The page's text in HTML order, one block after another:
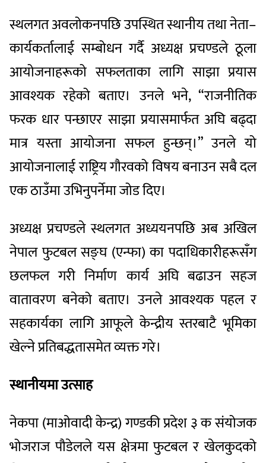
स्थलगत अवलोकनपछि उपस्थित स्थानीय तथा नेता–
कार्यकर्तालाई सम्बोधन गर्दै अध्यक्ष प्रचण्डले ठूला
आयोजनाहरूको सफलताका लागि साझा प्रयास
आवश्यक रहेको बताए। उनले भने, “राजनीतिक
फरक धार पन्छाएर साझा प्रयासमार्फत अघि बढ्दा
मात्र यस्ता आयोजना सफल हुन्छन्।” उनले यो
आयोजनालाई राष्ट्रिय गौरवको विषय बनाउन सबै दल
एक ठाउँमा उभिनुपर्नेमा जोड दिए।
अध्यक्ष प्रचण्डले स्थलगत अध्ययनपछि अब अखिल
नेपाल फुटबल सङ्घ (एन्फा) का पदाधिकारीहरूसँग
छलफल गरी निर्माण कार्य अघि बढाउन सहज
वातावरण बनेको बताए। उनले आवश्यक पहल र
सहकार्यका लागि आफूले केन्द्रीय स्तरबाटै भूमिका
खेल्ने प्रतिबद्धतासमेत व्यक्त गरे।
स्थानीयमा उत्साह
नेकपा (माओवादी केन्द्र) गण्डकी प्रदेश ३ क संयोजक
भोजराज पौडेलले यस क्षेत्रमा फुटबल र खेलकुदको